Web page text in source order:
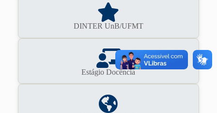
DINTER UnB/UFMT
Estágio Docência